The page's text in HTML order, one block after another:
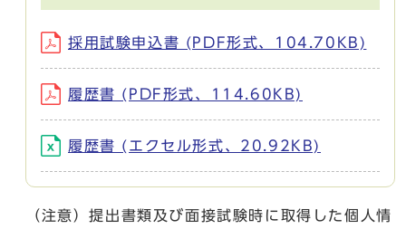
採用試験申込書 (PDF形式、104.70KB)
履歴書 (PDF形式、114.60KB)
履歴書 (エクセル形式、20.92KB)
（注意）提出書類及び面接試験時に取得した個人情